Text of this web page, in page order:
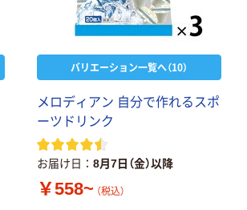
バリエーション一覧へ（10）
メロディアン 自分で作れるスポ
ーツドリンク
お届け日 8月7日（金）以降
￥558~ （税込）